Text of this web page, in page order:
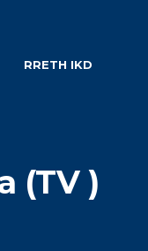
RRETH IKD
(TV )